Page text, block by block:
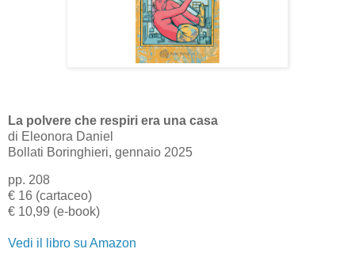
La polvere che respiri era una casa
di Eleonora Daniel
Bollati Boringhieri, gennaio 2025
pp. 208
€ 16 (cartaceo)
€ 10,99 (e-book)
Vedi il libro su Amazon